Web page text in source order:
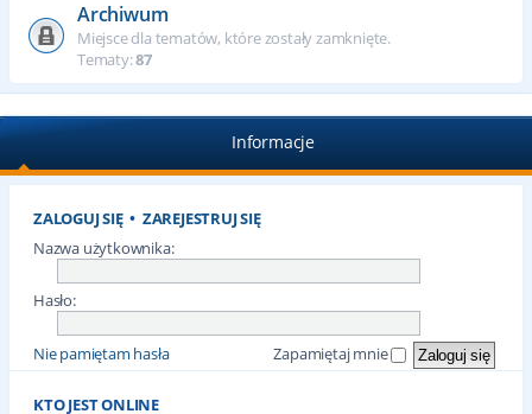
Archiwum
Miejsce dla tematów, które zostały zamknięte.
Tematy:87
Informacje
ZALOGUJ SIĘ• ZAREJESTRUJ SIĘ
Nazwa użytkownika:
Hasło:
Nie pamiętam hasła Zapamiętaj mnie
KTO JEST ONLINE